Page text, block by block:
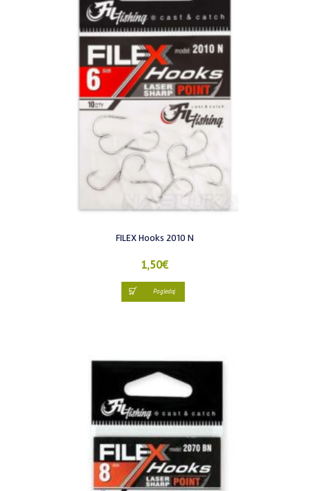
FILEX Hooks 2010 N
1,50€
Pogledaj